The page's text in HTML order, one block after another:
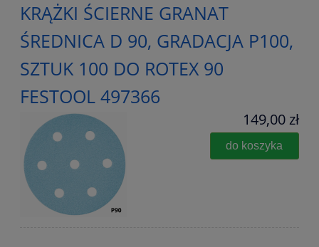
KRĄŻKI ŚCIERNE GRANAT
ŚREDNICA D 90, GRADACJA P100,
SZTUK 100 DO ROTEX 90
FESTOOL 497366
149,00 zł
do koszyka